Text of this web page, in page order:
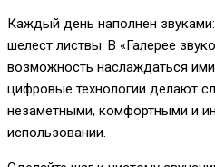
Каждый день наполнен
шелест листвы. В «Галерее
возможность наслаждаться
цифровые технологии делают
незаметными, комфортными и
использовании.